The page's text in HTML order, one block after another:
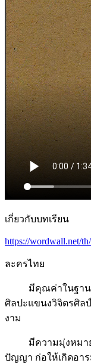
เกี่ยวกับบทเรียน
https://wordwall.net/
ละครไทย
มีคุณค่าในฐานะที่
ศิลปะแขนงวิจิตรศิล
งาม
มีความมุ่งหมาย
ปัญญา ก่อให้เกิดอา